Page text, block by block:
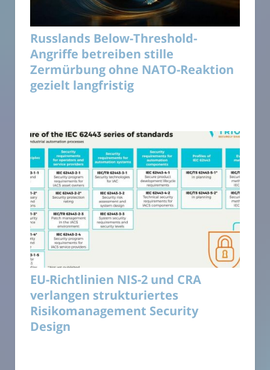
Russlands Below-Threshold-
Angriffe betreiben stille
Zermürbung ohne NATO-Reaktion
gezielt langfristig
EU-Richtlinien NIS-2 und CRA
verlangen strukturiertes
Risikomanagement Security
Design